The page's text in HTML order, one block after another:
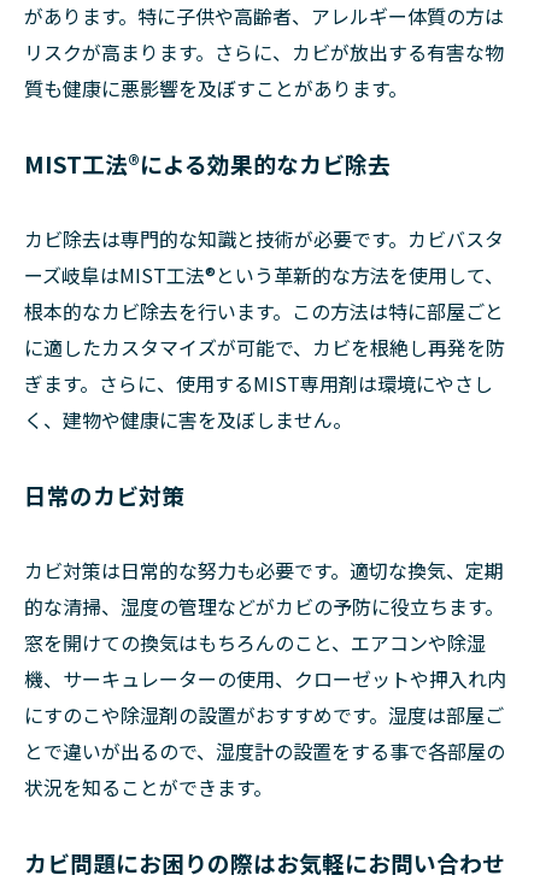
があります。特に子供や高齢者、アレルギー体質の方は
リスクが高まります。さらに、カビが放出する有害な物
質も健康に悪影響を及ぼすことがあります。
MIST工法®による効果的なカビ除去
カビ除去は専門的な知識と技術が必要です。カビバスタ
ーズ岐阜はMIST工法®という革新的な方法を使用して、
根本的なカビ除去を行います。この方法は特に部屋ごと
に適したカスタマイズが可能で、カビを根絶し再発を防
ぎます。さらに、使用するMIST専用剤は環境にやさし
く、建物や健康に害を及ぼしません。
日常のカビ対策
カビ対策は日常的な努力も必要です。適切な換気、定期
的な清掃、湿度の管理などがカビの予防に役立ちます。
窓を開けての換気はもちろんのこと、エアコンや除湿
機、サーキュレーターの使用、クローゼットや押入れ内
にすのこや除湿剤の設置がおすすめです。湿度は部屋ご
とで違いが出るので、湿度計の設置をする事で各部屋の
状況を知ることができます。
カビ問題にお困りの際はお気軽にお問い合わせ